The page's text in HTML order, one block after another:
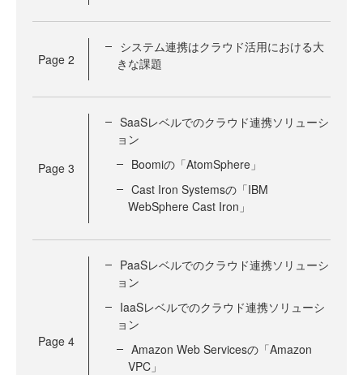
Page 2
システム連携はクラウド活用における大
きな課題
Page 3
SaaSレベルでのクラウド連携ソリューシ
ョン
Boomiの「AtomSphere」
Cast Iron Systemsの「IBM
WebSphere Cast Iron」
Page 4
PaaSレベルでのクラウド連携ソリューシ
ョン
IaaSレベルでのクラウド連携ソリューシ
ョン
Amazon Web Servicesの「Amazon
VPC」